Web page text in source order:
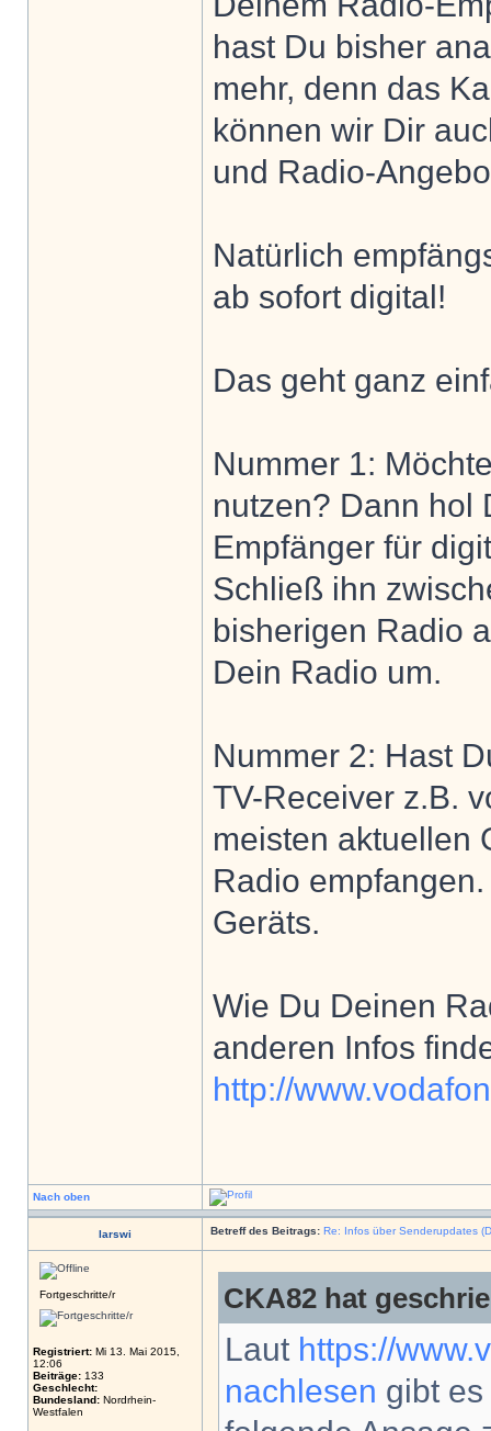
hast Du bisher
mehr, denn das
können wir Dir
und Radio-
Natürlich
ab sofort digital!
Das geht ganz
Nummer 1:
nutzen? Dann hol
Empfänger für
Schließ ihn
bisherigen Radio
Dein Radio um.
Nummer 2: Hast
TV-Receiver z.B.
meisten aktuellen
Radio
Geräts.
Wie Du Deinen
anderen Infos
http://
Nach oben
larswi Betreff des Beitrags: Re: Infos über Senderupdates
Fortgeschritte/r
Registriert: Mi 13. Mai 2015,
12:06
Beiträge: 133
Geschlecht:
Bundesland: Nordrhein-
Westfalen
CKA82 hat
Laut https://
nachlesen gibt